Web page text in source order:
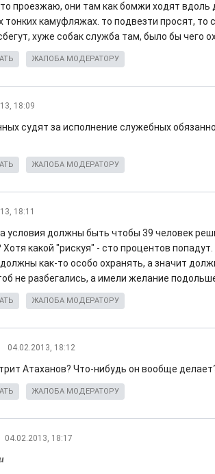
проезжаю, они там как бомжи ходят вдоль
тонких камуфляжах. то подвезти просят, то
хуже собак служба там, было бы чего
ЖАЛОБА МОДЕРАТОРУ
18:09
судят за исполнение служебных
ЖАЛОБА МОДЕРАТОРУ
18:11
условия должны быть чтобы 39 человек
какой "рискуя" - сто процентов
как-то особо охранять, а значит
не разбегались, а имели желание
ЖАЛОБА МОДЕРАТОРУ
04.02.2013, 18:12
Атаханов? Что-нибудь он вообще
ЖАЛОБА МОДЕРАТОРУ
04.02.2013, 18:17